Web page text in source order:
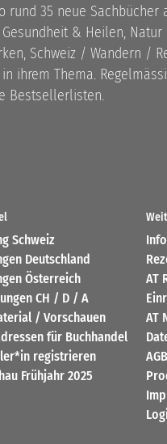
rund 35 neue Sachbücher
Gesundheit & Heilen,
Schweiz / Wandern /
ihrem Thema.
Bestsellerlisten.
Schweiz
Deutschland
Österreich
CH / D / A
/ Vorschauen
für Buchhandel
registrieren
Frühjahr 2025
AT
AT
AGB